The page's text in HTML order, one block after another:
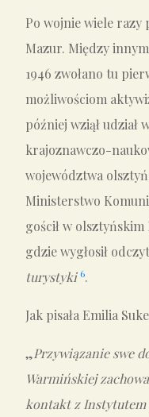
Po wojnie wiele razy
Mazur. Między
1946 zwołano tu
możliwościom
później wziął udział
krajoznawczo-
województwa
Ministerstwo
gościł w
gdzie wygłosił
turystyki 6.
Jak pisała Emilia
„Przywiązanie swe
Warmińskiej
kontakt z Instytutem